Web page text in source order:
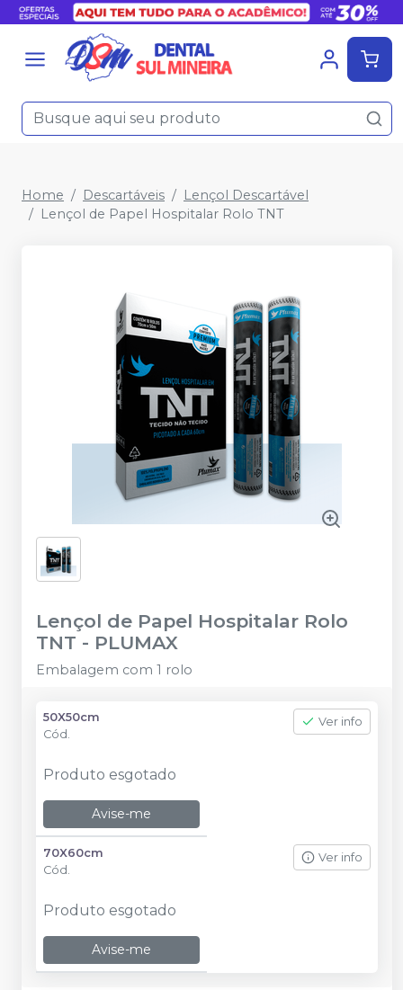
Home Descartáveis
Lençol Descartável
Lençol de Papel Hospitalar Rolo TNT
Lençol de Papel Hospitalar Rolo
TNT - PLUMAX
Embalagem com 1 rolo
50X50cm
Cód.
Ver info
Produto esgotado
Avise-me
70X60cm
Cód.
Ver info
Produto esgotado
Avise-me